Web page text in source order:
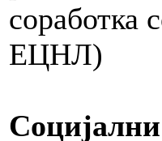
соработка
ЕЦНЛ)